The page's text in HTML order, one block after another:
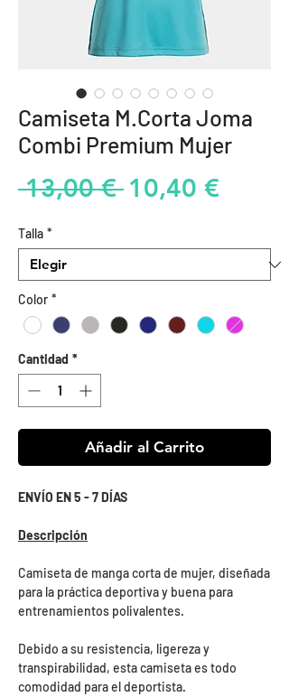
Camiseta M.Corta Joma
Combi Premium Mujer
13,00 € Precio
10,40 €Precio
oferta
Talla *
Color *
Cantidad *
Añadir al Carrito
ENVÍO EN 5 - 7 DÍAS
Descripción
Camiseta de manga corta de mujer, diseñada
para la práctica deportiva y buena para
entrenamientos polivalentes.
Debido a su resistencia, ligereza y
transpirabilidad, esta camiseta es todo
comodidad para el deportista.